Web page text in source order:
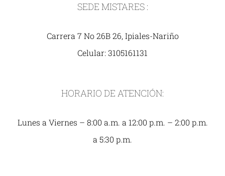
SEDE MISTARES :
Carrera 7 No 26B 26, Ipiales-Nariño
Celular: 3105161131
HORARIO DE ATENCIÓN:
Lunes a Viernes – 8:00 a.m. a 12:00 p.m. – 2:00 p.m.
a 5:30 p.m.